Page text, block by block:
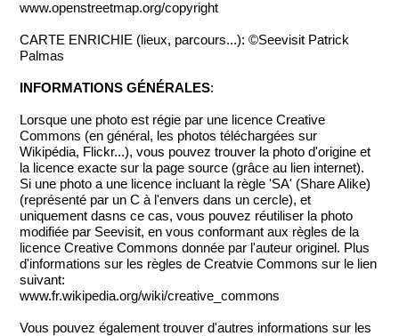
www.openstreetmap.org/copyright
CARTE ENRICHIE (lieux, parcours...): ©Seevisit Patrick
Palmas
INFORMATIONS GÉNÉRALES:
Lorsque une photo est régie par une licence Creative
Commons (en général, les photos téléchargées sur
Wikipédia, Flickr...), vous pouvez trouver la photo d'origine et
la licence exacte sur la page source (grâce au lien internet).
Si une photo a une licence incluant la règle 'SA' (Share Alike)
(représenté par un C à l'envers dans un cercle), et
uniquement dasns ce cas, vous pouvez réutiliser la photo
modifiée par Seevisit, en vous conformant aux règles de la
licence Creative Commons donnée par l'auteur originel. Plus
d'informations sur les règles de Creatvie Commons sur le lien
suivant:
www.fr.wikipedia.org/wiki/creative_commons
Vous pouvez également trouver d'autres informations sur les